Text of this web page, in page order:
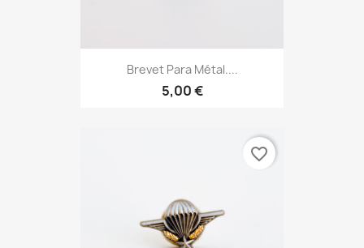
Brevet Para Métal....
5,00 €
favorite_border